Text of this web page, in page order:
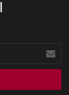
أدخل
بريدك
الإلكتروني